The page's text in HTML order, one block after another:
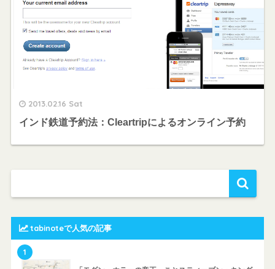
2013.02.16 Sat
インド鉄道予約法：Cleartripによるオンライン予約
tabinoteで人気の記事
1